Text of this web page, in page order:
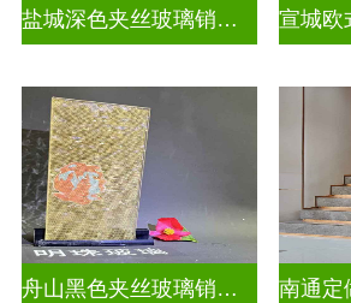
盐城深色夹丝玻璃销售招聘
舟山黑色夹丝玻璃销售店